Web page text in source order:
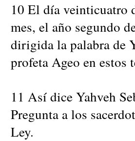
10 El día veinticuatro
mes, el año segundo
dirigida la palabra de
profeta Ageo en estos
11 Así dice Yahveh
Pregunta a los
Ley.